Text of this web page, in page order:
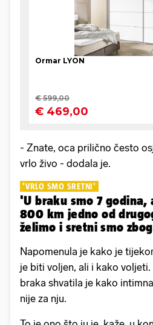
- Znate, oca prilično često
vrlo živo - dodala je.
'VRLO SMO SRETNI'
'U braku smo 7 godina,
800 km jedno od
želimo i sretni smo
Napomenula je kako je
je biti voljen, ali i kako
braka shvatila je kako
nije za nju.